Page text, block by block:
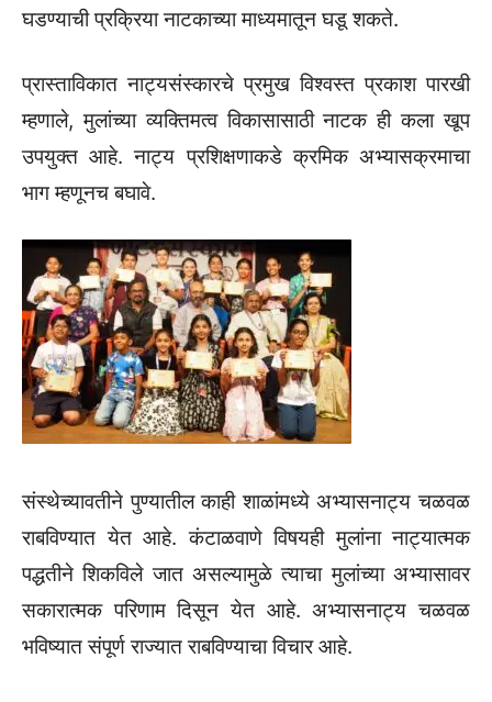
घडण्याची प्रक्रिया नाटकाच्या माध्यमातून घडू शकते.
प्रास्ताविकात नाट्यसंस्कारचे प्रमुख विश्वस्त प्रकाश पारखी
म्हणाले, मुलांच्या व्यक्तिमत्व विकासासाठी नाटक ही कला खूप
उपयुक्त आहे. नाट्य प्रशिक्षणाकडे क्रमिक अभ्यासक्रमाचा
भाग म्हणूनच बघावे.
संस्थेच्यावतीने पुण्यातील काही शाळांमध्ये अभ्यासनाट्य चळवळ
राबविण्यात येत आहे. कंटाळवाणे विषयही मुलांना नाट्यात्मक
पद्धतीने शिकविले जात असल्यामुळे त्याचा मुलांच्या अभ्यासावर
सकारात्मक परिणाम दिसून येत आहे. अभ्यासनाट्य चळवळ
भविष्यात संपूर्ण राज्यात राबविण्याचा विचार आहे.